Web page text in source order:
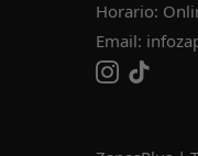
Horario:
Email: